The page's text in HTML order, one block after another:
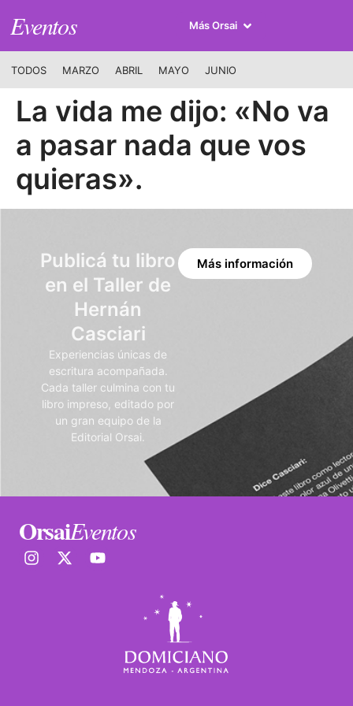
Eventos Más Orsai
TODOS MARZO ABRIL MAYO JUNIO
La vida me dijo: «No va
a pasar nada que vos
quieras».
Publicá tu libro
en el Taller de
Hernán
Casciari
Experiencias únicas de
escritura acompañada.
Cada taller culmina con tu
libro impreso, editado por
un gran equipo de la
Editorial Orsai.
Más información
OrsaiEventos